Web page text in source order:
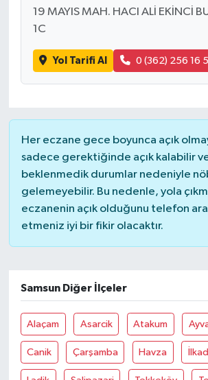
19 MAYIS MAH. HACI ALİ EKİNCİ
1C
Yol Tarifi Al 0 (362) 256 16
Her eczane gece boyunca açık
sadece gerektiğinde açık kalabilir
beklenmedik durumlar nedeniyle
gelemeyebilir. Bu nedenle, yola
eczanenin açık olduğunu telefon
etmeniz iyi bir fikir olacaktır.
Samsun Diğer İlçeler
Alaçam Asarcik Atakum
Canik Çarşamba Havza